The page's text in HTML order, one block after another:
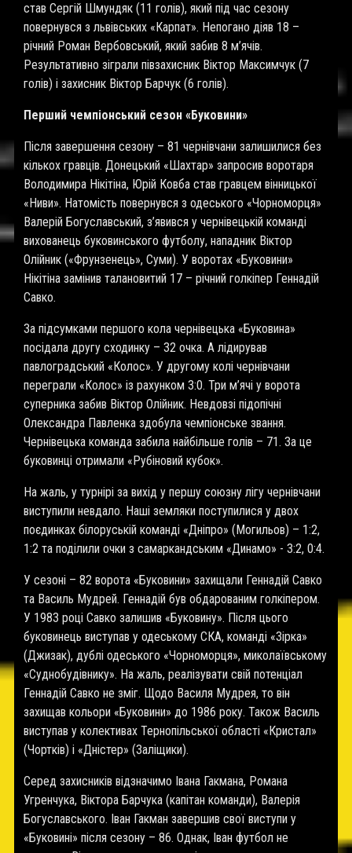
став Сергій Шмундяк (11 голів), який під час сезону
повернувся з львівських «Карпат». Непогано діяв 18 –
річний Роман Вербовський, який забив 8 м’ячів.
Результативно зіграли півзахисник Віктор Максимчук (7
голів) і захисник Віктор Барчук (6 голів).
Перший чемпіонський сезон «Буковини»
Після завершення сезону – 81 чернівчани залишилися без
кількох гравців. Донецький «Шахтар» запросив воротаря
Володимира Нікітіна, Юрій Ковба став гравцем вінницької
«Ниви». Натомість повернувся з одеського «Чорноморця»
Валерій Богуславський, з’явився у чернівецькій команді
вихованець буковинського футболу, нападник Віктор
Олійник («Фрунзенець», Суми). У воротах «Буковини»
Нікітіна замінив талановитий 17 – річний голкіпер Геннадій
Савко.
За підсумками першого кола чернівецька «Буковина»
посідала другу сходинку – 32 очка. А лідирував
павлоградський «Колос». У другому колі чернівчани
переграли «Колос» із рахунком 3:0. Три м’ячі у ворота
суперника забив Віктор Олійник. Невдовзі підопічні
Олександра Павленка здобула чемпіонське звання.
Чернівецька команда забила найбільше голів – 71. За це
буковинці отримали «Рубіновий кубок».
На жаль, у турнірі за вихід у першу союзну лігу чернівчани
виступили невдало. Наші земляки поступилися у двох
поєдинках білоруській команді «Дніпро» (Могильов) – 1:2,
1:2 та поділили очки з самаркандським «Динамо» - 3:2, 0:4.
У сезоні – 82 ворота «Буковини» захищали Геннадій Савко
та Василь Мудрей. Геннадій був обдарованим голкіпером.
У 1983 році Савко залишив «Буковину». Після цього
буковинець виступав у одеському СКА, команді «Зірка»
(Джизак), дублі одеського «Чорноморця», миколаївському
«Суднобудівнику». На жаль, реалізувати свій потенціал
Геннадій Савко не зміг. Щодо Василя Мудрея, то він
захищав кольори «Буковини» до 1986 року. Також Василь
виступав у колективах Тернопільської області «Кристал»
(Чортків) і «Дністер» (Заліщики).
Серед захисників відзначимо Івана Гакмана, Романа
Угренчука, Віктора Барчука (капітан команди), Валерія
Богуславського. Іван Гакман завершив свої виступи у
«Буковині» після сезону – 86. Однак, Іван футбол не